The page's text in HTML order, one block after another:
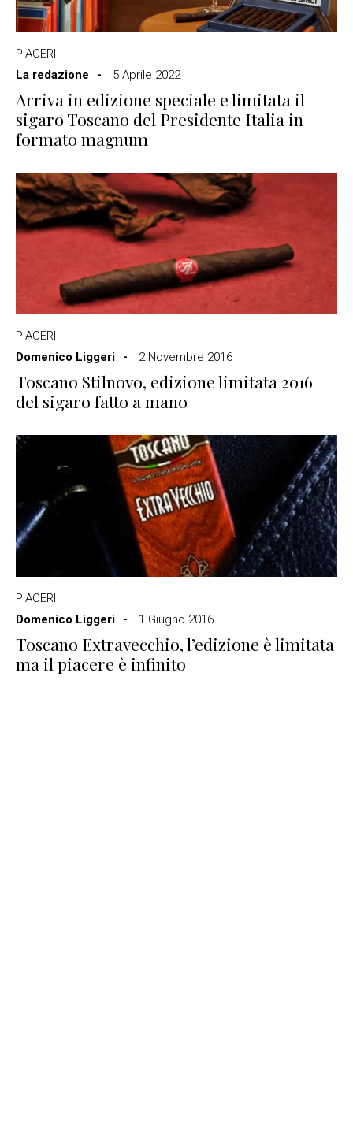
PIACERI
La redazione
5 Aprile 2022
Arriva in edizione speciale e limitata il
sigaro Toscano del Presidente Italia in
formato magnum
PIACERI
Domenico Liggeri
2 Novembre 2016
Toscano Stilnovo, edizione limitata 2016
del sigaro fatto a mano
PIACERI
Domenico Liggeri
1 Giugno 2016
Toscano Extravecchio, l’edizione è limitata
ma il piacere è infinito